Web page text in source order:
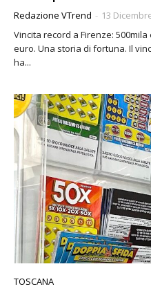
Redazione VTrend - 13
Vincita record a Firenze:
euro. Una storia di fortuna. Il vincitore
ha...
TOSCANA